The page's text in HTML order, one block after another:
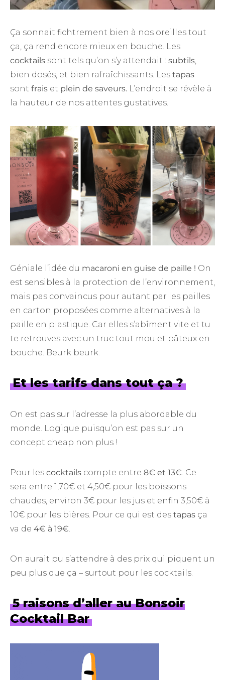
Ça sonnait fichtrement bien à nos oreilles tout
ça, ça rend encore mieux en bouche. Les
cocktails sont tels qu’on s’y attendait : subtils
bien dosés, et bien rafraîchissants. Les tapas
sont frais et plein de saveurs. L’endroit se révèle à
la hauteur de nos attentes gustatives.
Géniale l’idée du macaroni en guise de paille ! On
est sensibles à la protection de l’environnement,
mais pas convaincus pour autant par les pailles
en carton proposées comme alternatives à la
paille en plastique. Car elles s’abîment vite et tu
te retrouves avec un truc tout mou et pâteux en
bouche. Beurk beurk.
Et les tarifs dans tout ça ?
On est pas sur l’adresse la plus abordable du
monde. Logique puisqu’on est pas sur un
concept cheap non plus !
Pour les cocktails compte entre 8€ et 13€. Ce
sera entre 1,70€ et 4,50€ pour les boissons
chaudes, environ 3€ pour les jus et enfin 3,50€ à
10€ pour les bières. Pour ce qui est des tapas ça
va de 4€ à 19€.
On aurait pu s’attendre à des prix qui piquent un
peu plus que ça – surtout pour les cocktails.
5 raisons d’aller au Bonsoir
Cocktail Bar